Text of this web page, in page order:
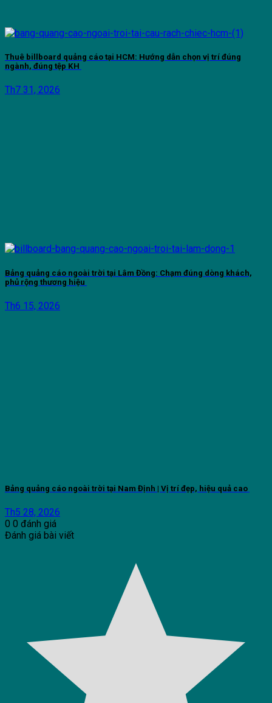
Thuê billboard quảng cáo tại HCM: Hướng dẫn chọn vị trí đúng
ngành, đúng tệp KH
Th7 31, 2026
Bảng quảng cáo ngoài trời tại Lâm Đồng: Chạm đúng dòng khách,
phủ rộng thương hiệu
Th6 15, 2026
Bảng quảng cáo ngoài trời tại Nam Định | Vị trí đẹp, hiệu quả cao
Th5 28, 2026
0 0 đánh giá
Đánh giá bài viết